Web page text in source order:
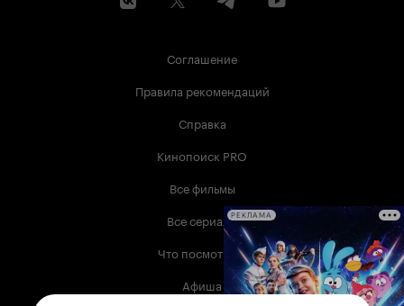
Соглашение
Правила рекомендаций
Справка
Кинопоиск PRO
Все фильмы
Все сериалы
Что посмотреть
Афиша
РЕКЛАМА